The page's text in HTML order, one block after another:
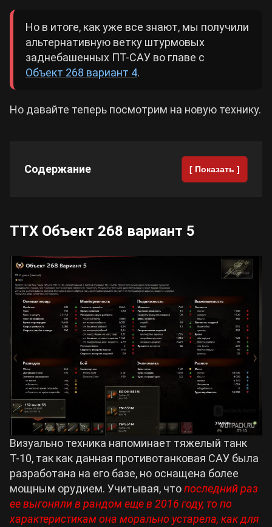
Но в итоге, как уже все знают, мы получили
альтернативную ветку штурмовых
заднебашенных ПТ-САУ во главе с
Объект 268 вариант 4.
Но давайте теперь посмотрим на новую технику.
Содержание [ Показать ]
ТТХ Объект 268 вариант 5
Визуально техника напоминает тяжелый танк
Т-10, так как данная противотанковая САУ была
разработана на его базе, но оснащена более
мощным орудием. Учитывая, чтопоследний раз
ее выгоняли в рандом еще в 2016 году, то по
характеристикам она морально устарела, как для